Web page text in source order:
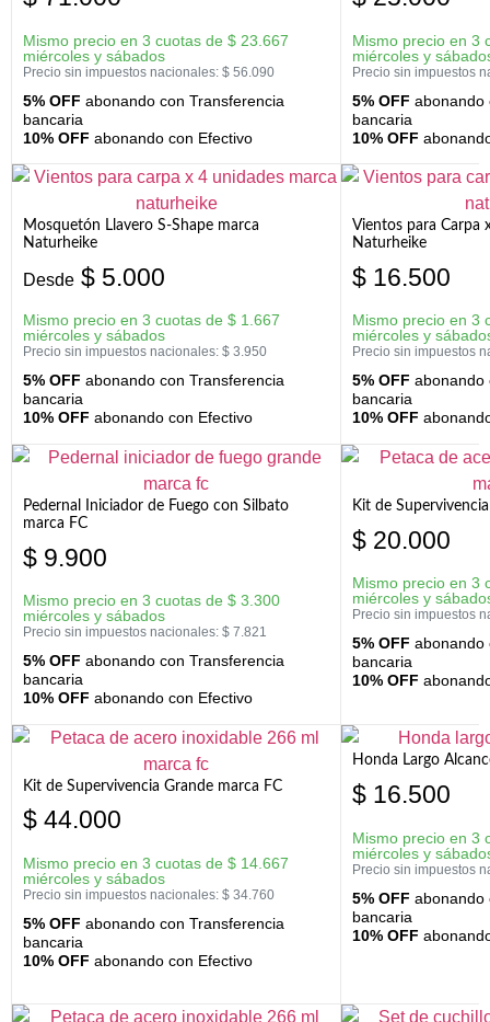
Mismo precio en 3 cuotas de $ 23.667
miércoles y sábados
Precio sin impuestos nacionales: $ 56.090
5% OFF abonando con Transferencia
bancaria
10% OFF abonando con Efectivo
Mismo precio en 3
miércoles y
Precio sin impuestos
5% OFF abonando
bancaria
10% OFF
Mosquetón Llavero S-Shape marca
Naturheike
Desde $ 5.000
Mismo precio en 3 cuotas de $ 1.667
miércoles y sábados
Precio sin impuestos nacionales: $ 3.950
5% OFF abonando con Transferencia
bancaria
10% OFF abonando con Efectivo
Vientos para Carpa
Naturheike
$ 16.500
Mismo precio en 3
miércoles y
Precio sin impuestos
5% OFF abonando
bancaria
10% OFF
Pedernal Iniciador de Fuego con Silbato
marca FC
$ 9.900
Mismo precio en 3 cuotas de $ 3.300
miércoles y sábados
Precio sin impuestos nacionales: $ 7.821
5% OFF abonando con Transferencia
bancaria
10% OFF abonando con Efectivo
Kit de
$ 20.000
Mismo precio en 3
miércoles y
Precio sin impuestos
5% OFF abonando
bancaria
10% OFF
Kit de Supervivencia Grande marca FC
$ 44.000
Mismo precio en 3 cuotas de $ 14.667
miércoles y sábados
Precio sin impuestos nacionales: $ 34.760
5% OFF abonando con Transferencia
bancaria
10% OFF abonando con Efectivo
Honda Largo
$ 16.500
Mismo precio en 3
miércoles y
Precio sin impuestos
5% OFF abonando
bancaria
10% OFF